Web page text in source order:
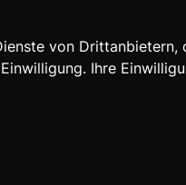
von Drittanbietern,
Ihre